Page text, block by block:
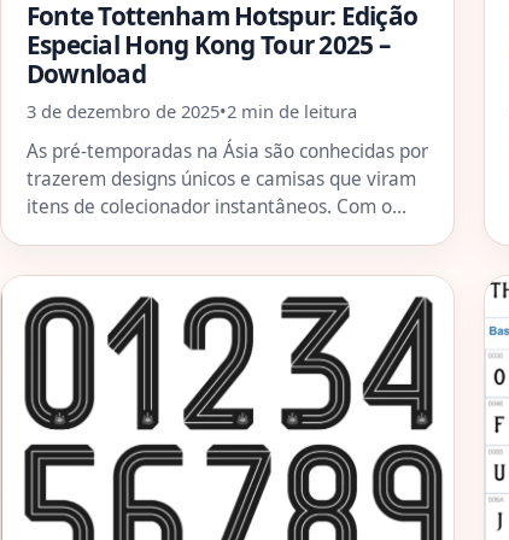
Fonte Tottenham Hotspur: Edição
Especial Hong Kong Tour 2025 –
Download
3 de dezembro de 2025•2 min de leitura
As pré-temporadas na Ásia são conhecidas por
trazerem designs únicos e camisas que viram
itens de colecionador instantâneos. Com o…